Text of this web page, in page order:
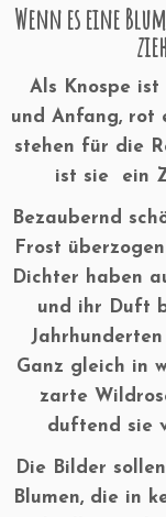
Wenn es eine
Als Knospe
und Anfang, rot
stehen für die
ist sie ein
Bezaubernd
Frost
Dichter haben
und ihr Duft
Ganz gleich in
zarte
duftend sie
Die Bilder
Blumen, die in